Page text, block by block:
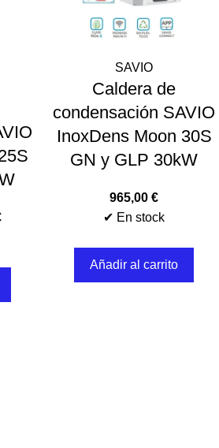
SAVIO
Caldera de
condensación SAVIO
InoxDens Moon 30S
GN y GLP 30kW
965,00€
✔ En stock
Añadir al carrito